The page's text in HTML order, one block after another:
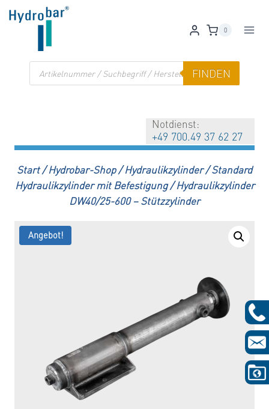
Zum
Inhalt
0
Products
search
FINDEN
Notdienst:
+49 700.49 37 62 27
Start / Hydrobar-Shop / Hydraulikzylinder / Standard
Hydraulikzylinder mit Befestigung /Hydraulikzylinder
DW40/25-600 – Stützzylinder
Angebot!